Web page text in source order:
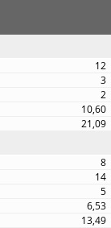
12
3
2
10,60
21,09
8
14
5
6,53
13,49